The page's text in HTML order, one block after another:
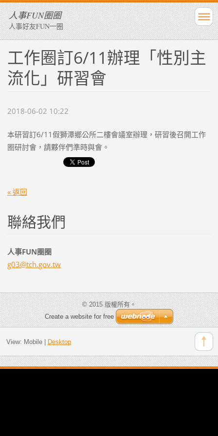
人事FUN圈圈
人事好友FUN一圈
工作圈訂6/11辦理「性別主
流化」研習會
2018-06-02 10:22
本研習訂6/11假獅潭鄉公所二樓會議室辦理，研習後召開工作
圈研討會，請夥伴們準時與會。
« 返回
聯絡我們
人事FUN圈圈
g03@tch.gov.tw
© 2015 版權所有。
Create a website for free
View: Mobile| Desktop